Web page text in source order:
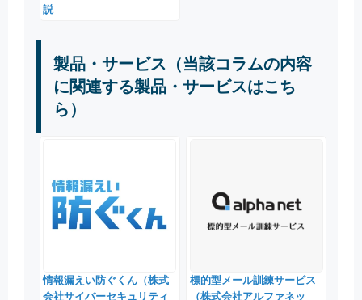
説
製品・サービス（当該コラムの内容
に関連する製品・サービスはこち
ら）
情報漏えい防ぐくん（株式
会社サイバーセキュリティ
標的型メール訓練サービス
（株式会社アルファネッ